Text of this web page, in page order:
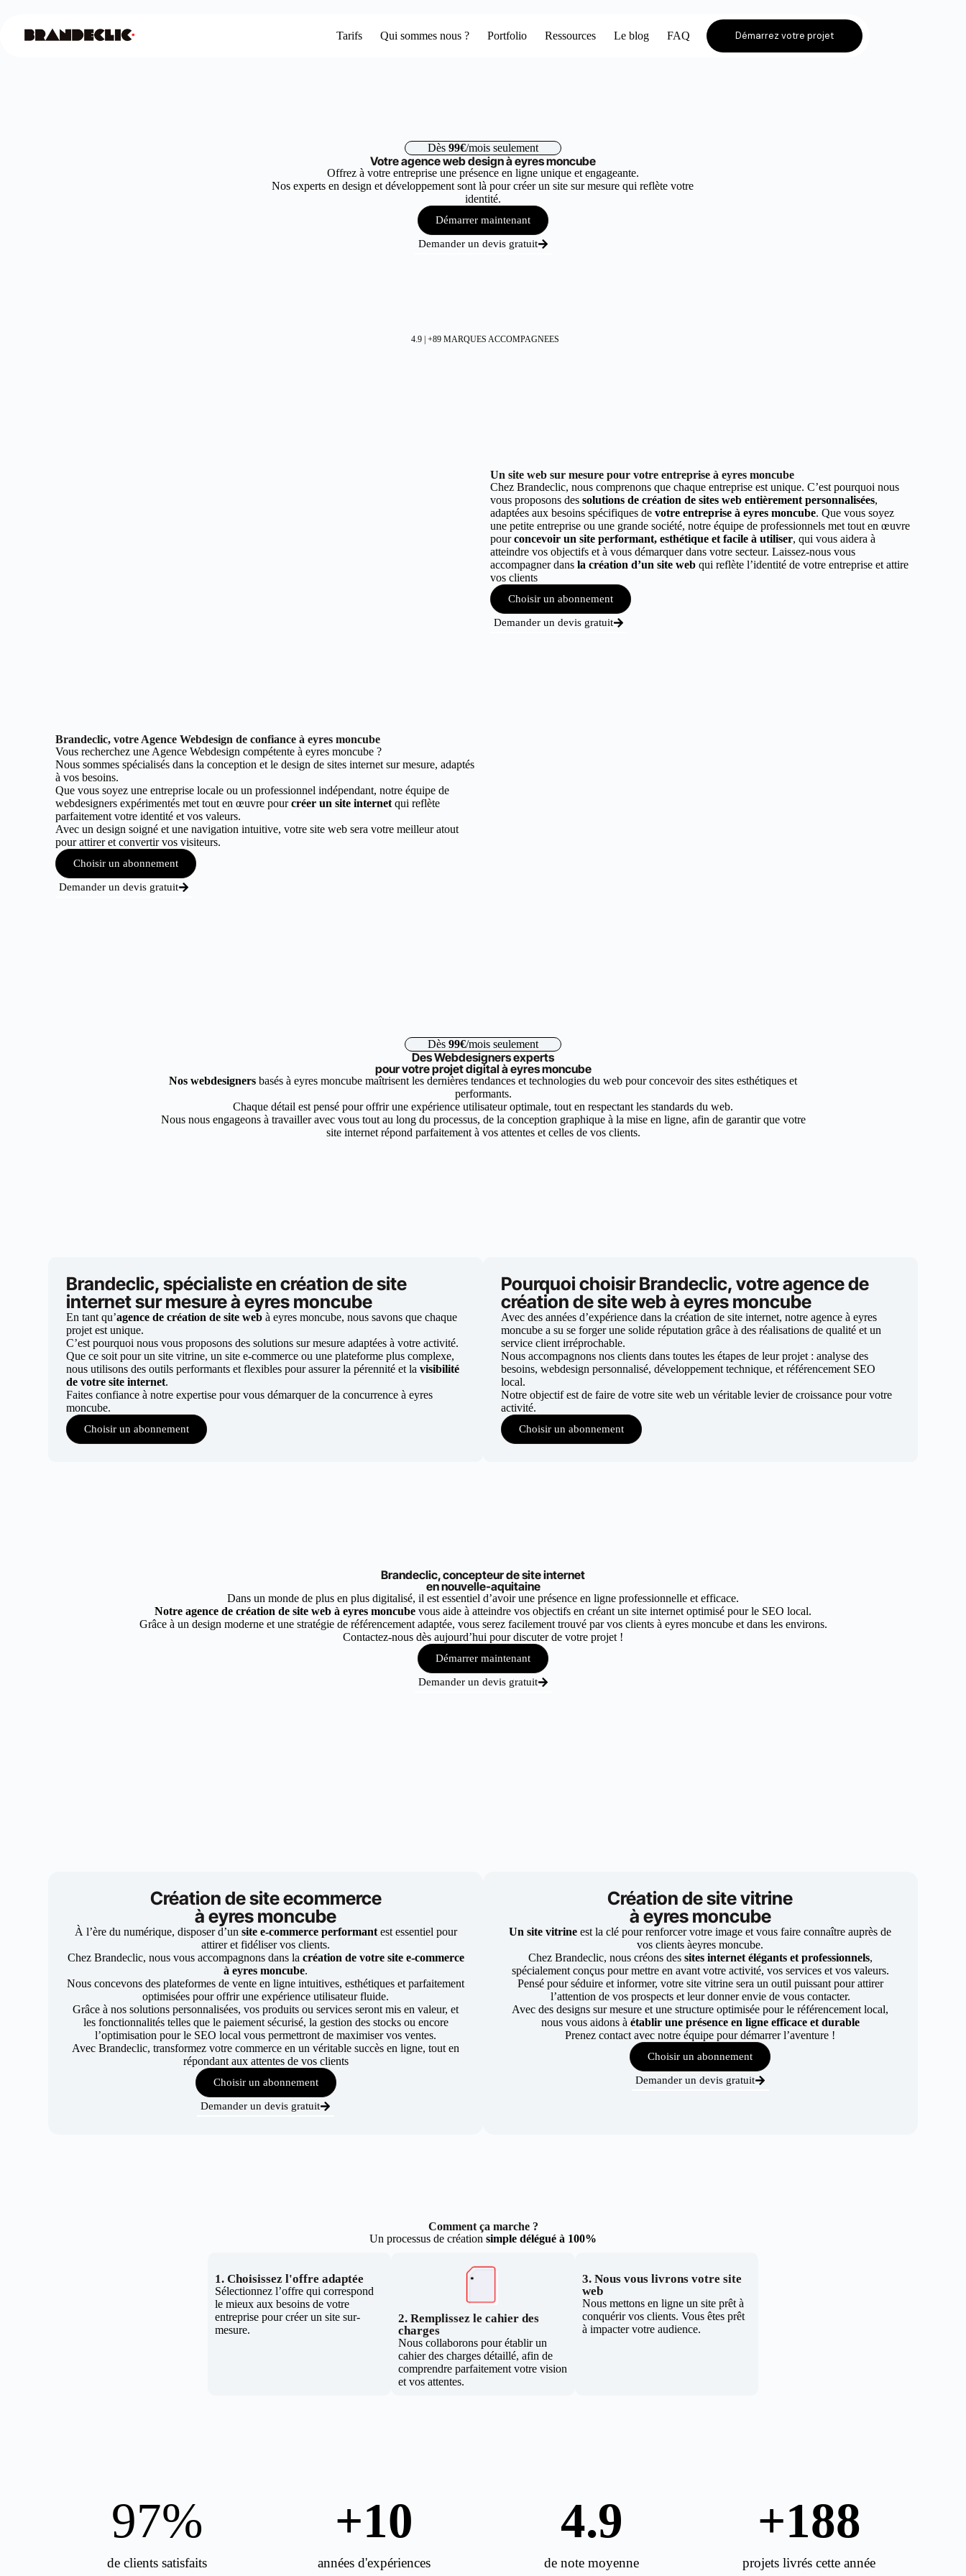
Tarifs Qui sommes nous ? Portfolio Ressources Le blog FAQ Démarrez votre projet
Dès 99€/mois seulement
Votre agence web design à eyres moncube
Offrez à votre entreprise une présence en ligne unique et engageante.
Nos experts en design et développement sont là pour créer un site sur mesure qui reflète votre
identité.
Démarrer maintenant
Demander un devis gratuit
4.9 | +89 MARQUES ACCOMPAGNEES
Un site web sur mesure pour votre entreprise à eyres moncube
Chez Brandeclic, nous comprenons que chaque entreprise est unique. C’est pourquoi nous
vous proposons des solutions de création de sites web entièrement personnalisées,
adaptées aux besoins spécifiques de votre entreprise à eyres moncube. Que vous soyez
une petite entreprise ou une grande société, notre équipe de professionnels met tout en œuvre
pourconcevoir un site performant, esthétique et facile à utiliser, qui vous aidera à
atteindre vos objectifs et à vous démarquer dans votre secteur. Laissez-nous vous
accompagner dans la création d’un site web qui reflète l’identité de votre entreprise et attire
vos clients
Choisir un abonnement
Demander un devis gratuit
Brandeclic, votre Agence Webdesign de confiance à eyres moncube
Vous recherchez une Agence Webdesign compétente à eyres moncube ?
Nous sommes spécialisés dans la conception et le design de sites internet sur mesure, adaptés
à vos besoins.
Que vous soyez une entreprise locale ou un professionnel indépendant, notre équipe de
webdesigners expérimentés met tout en œuvre pourcréer un site internetqui reflète
parfaitement votre identité et vos valeurs.
Avec un design soigné et une navigation intuitive, votre site web sera votre meilleur atout
pour attirer et convertir vos visiteurs.
Choisir un abonnement
Demander un devis gratuit
Dès 99€/mois seulement
Des Webdesigners experts
pour votre projet digital à eyres moncube
Nos webdesigners basés à eyres moncube maîtrisent les dernières tendances et technologies du web pour concevoir des sites esthétiques et
performants.
Chaque détail est pensé pour offrir une expérience utilisateur optimale, tout en respectant les standards du web.
Nous nous engageons à travailler avec vous tout au long du processus, de la conception graphique à la mise en ligne, afin de garantir que votre
site internet répond parfaitement à vos attentes et celles de vos clients.
Brandeclic, spécialiste en création de site
internet sur mesure à eyres moncube
En tant qu’agence de création de site web à eyres moncube, nous savons que chaque
projet est unique.
C’est pourquoi nous vous proposons des solutions sur mesure adaptées à votre activité.
Que ce soit pour un site vitrine, un site e-commerce ou une plateforme plus complexe,
nous utilisons des outils performants et flexibles pour assurer la pérennité et lavisibilité
de votre site internet.
Faites confiance à notre expertise pour vous démarquer de la concurrence à eyres
moncube.
Choisir un abonnement
Pourquoi choisir Brandeclic, votre agence de
création de site web à eyres moncube
Avec des années d’expérience dans la création de site internet, notre agence à eyres
moncube a su se forger une solide réputation grâce à des réalisations de qualité et un
service client irréprochable.
Nous accompagnons nos clients dans toutes les étapes de leur projet : analyse des
besoins, webdesign personnalisé, développement technique, et référencement SEO
local.
Notre objectif est de faire de votre site web un véritable levier de croissance pour votre
activité.
Choisir un abonnement
Brandeclic, concepteur de site internet
en nouvelle-aquitaine
Dans un monde de plus en plus digitalisé, il est essentiel d’avoir une présence en ligne professionnelle et efficace.
Notre agence de création de site web à eyres moncube vous aide à atteindre vos objectifs en créant un site internet optimisé pour le SEO local.
Grâce à un design moderne et une stratégie de référencement adaptée, vous serez facilement trouvé par vos clients à eyres moncube et dans les environs.
Contactez-nous dès aujourd’hui pour discuter de votre projet !
Démarrer maintenant
Demander un devis gratuit
Création de site ecommerce
à eyres moncube
À l’ère du numérique, disposer d’un site e-commerce performant est essentiel pour
attirer et fidéliser vos clients.
Chez Brandeclic, nous vous accompagnons dans la création de votre site e-commerce
à eyres moncube.
Nous concevons des plateformes de vente en ligne intuitives, esthétiques et parfaitement
optimisées pour offrir une expérience utilisateur fluide.
Grâce à nos solutions personnalisées, vos produits ou services seront mis en valeur, et
les fonctionnalités telles que le paiement sécurisé, la gestion des stocks ou encore
l’optimisation pour le SEO local vous permettront de maximiser vos ventes.
Avec Brandeclic, transformez votre commerce en un véritable succès en ligne, tout en
répondant aux attentes de vos clients
Choisir un abonnement
Demander un devis gratuit
Création de site vitrine
à eyres moncube
Un site vitrine est la clé pour renforcer votre image et vous faire connaître auprès de
vos clients àeyres moncube.
Chez Brandeclic, nous créons dessites internet élégants et professionnels,
spécialement conçus pour mettre en avant votre activité, vos services et vos valeurs.
Pensé pour séduire et informer, votre site vitrine sera un outil puissant pour attirer
l’attention de vos prospects et leur donner envie de vous contacter.
Avec des designs sur mesure et une structure optimisée pour le référencement local,
nous vous aidons à établir une présence en ligne efficace et durable
Prenez contact avec notre équipe pour démarrer l’aventure !
Choisir un abonnement
Demander un devis gratuit
Comment ça marche ?
Un processus de création simple délégué à 100%
1. Choisissez l'offre adaptée
Sélectionnez l’offre qui correspond
le mieux aux besoins de votre
entreprise pour créer un site sur-
mesure.
2. Remplissez le cahier des
charges
Nous collaborons pour établir un
cahier des charges détaillé, afin de
comprendre parfaitement votre vision
et vos attentes.
3. Nous vous livrons votre site
web
Nous mettons en ligne un site prêt à
conquérir vos clients. Vous êtes prêt
à impacter votre audience.
de clients satisfaits
98%
années d'expériences
+10
de note moyenne
4.9
projets livrés cette année
+189